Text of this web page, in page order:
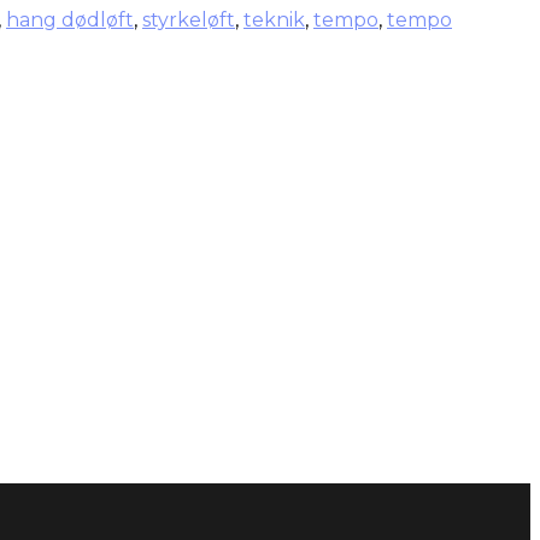
, hang dødløft, styrkeløft, teknik, tempo, tempo